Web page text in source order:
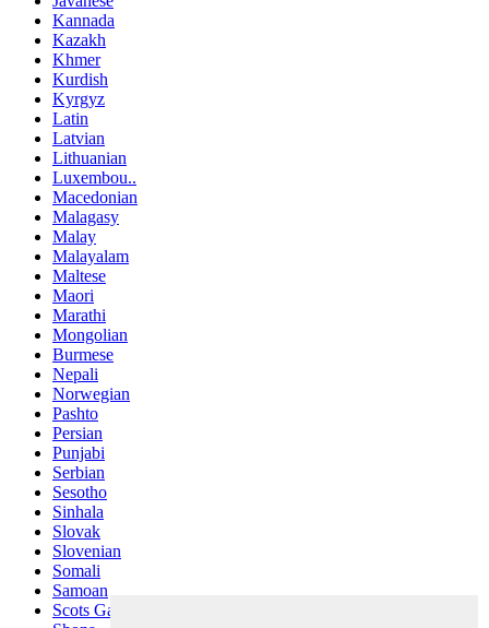
Kannada
Kazakh
Khmer
Kurdish
Kyrgyz
Latin
Latvian
Lithuanian
Luxembou..
Macedonian
Malagasy
Malay
Malayalam
Maltese
Maori
Marathi
Mongolian
Burmese
Nepali
Norwegian
Pashto
Persian
Punjabi
Serbian
Sesotho
Sinhala
Slovak
Slovenian
Somali
Samoan
Scots Gaelic